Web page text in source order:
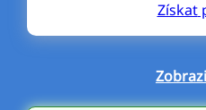
Získat